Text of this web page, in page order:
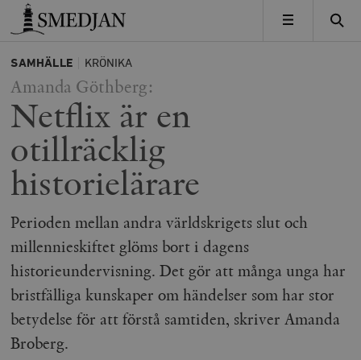
Timbro
MENY
SAMHÄLLE KRÖNIKA
Amanda Göthberg:
Netflix är en
otillräcklig
historielärare
Perioden mellan andra världskrigets slut och
millennieskiftet glöms bort i dagens
historieundervisning. Det gör att många unga har
bristfälliga kunskaper om händelser som har stor
betydelse för att förstå samtiden, skriver Amanda
Broberg.